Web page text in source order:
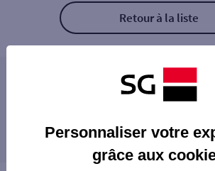
Retour à la liste
Les agences SG PRO à proximité
CAEN BEAULIEU
CAEN COTE DE NACRE
proximité
HÉROUVILLE-SAINT-CLAIR
Personnaliser votre
grâce aux